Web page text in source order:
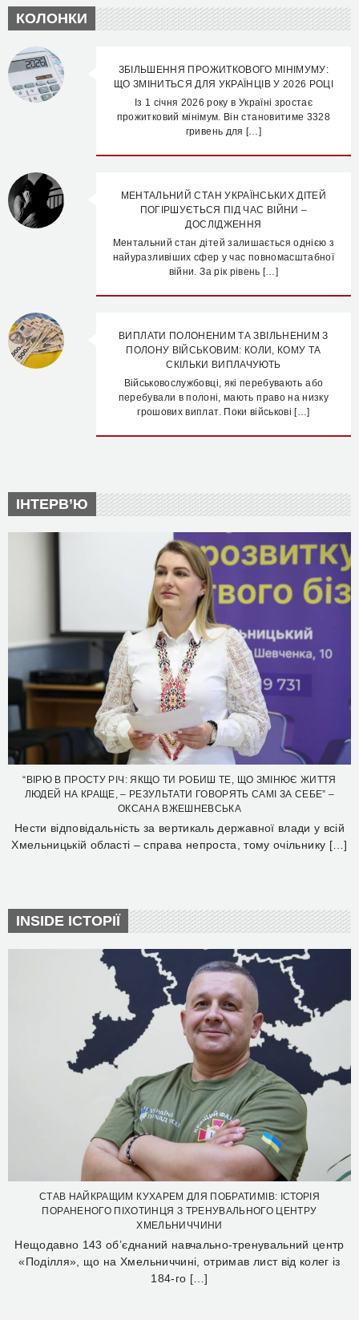
КОЛОНКИ
ЗБІЛЬШЕННЯ ПРОЖИТКОВОГО МІНІМУМУ:
ЩО ЗМІНИТЬСЯ ДЛЯ УКРАЇНЦІВ У 2026 РОЦІ
Із 1 січня 2026 року в Україні зростає
прожитковий мінімум. Він становитиме 3328
гривень для […]
МЕНТАЛЬНИЙ СТАН УКРАЇНСЬКИХ ДІТЕЙ
ПОГІРШУЄТЬСЯ ПІД ЧАС ВІЙНИ –
ДОСЛІДЖЕННЯ
Ментальний стан дітей залишається однією з
найуразливіших сфер у час повномасштабної
війни. За рік рівень […]
ВИПЛАТИ ПОЛОНЕНИМ ТА ЗВІЛЬНЕНИМ З
ПОЛОНУ ВІЙСЬКОВИМ: КОЛИ, КОМУ ТА
СКІЛЬКИ ВИПЛАЧУЮТЬ
Військовослужбовці, які перебувають або
перебували в полоні, мають право на низку
грошових виплат. Поки військові […]
ІНТЕРВ’Ю
“ВІРЮ В ПРОСТУ РІЧ: ЯКЩО ТИ РОБИШ ТЕ, ЩО ЗМІНЮЄ ЖИТТЯ
ЛЮДЕЙ НА КРАЩЕ, – РЕЗУЛЬТАТИ ГОВОРЯТЬ САМІ ЗА СЕБЕ” –
ОКСАНА ВЖЕШНЕВСЬКА
Нести відповідальність за вертикаль державної влади у всій
Хмельницькій області – справа непроста, тому очільнику […]
INSIDE ІСТОРІЇ
СТАВ НАЙКРАЩИМ КУХАРЕМ ДЛЯ ПОБРАТИМІВ: ІСТОРІЯ
ПОРАНЕНОГО ПІХОТИНЦЯ З ТРЕНУВАЛЬНОГО ЦЕНТРУ
ХМЕЛЬНИЧЧИНИ
Нещодавно 143 об’єднаний навчально-тренувальний центр
«Поділля», що на Хмельниччині, отримав лист від колег із
184-го […]